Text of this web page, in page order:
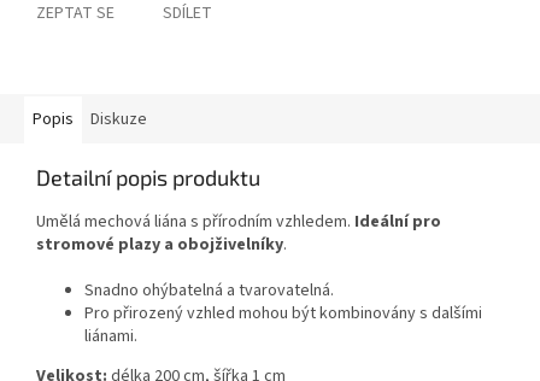
ZEPTAT SE SDÍLET
Popis Diskuze
Detailní popis produktu
Umělá mechová liána s přírodním vzhledem. Ideální pro
stromové plazy a obojživelníky.
Snadno ohýbatelná a tvarovatelná.
Pro přirozený vzhled mohou být kombinovány s dalšími
liánami.